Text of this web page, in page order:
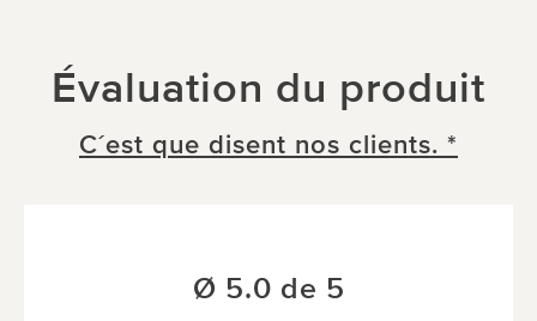
Évaluation du produit
C´est que disent nos clients. *
Ø 5.0 de 5